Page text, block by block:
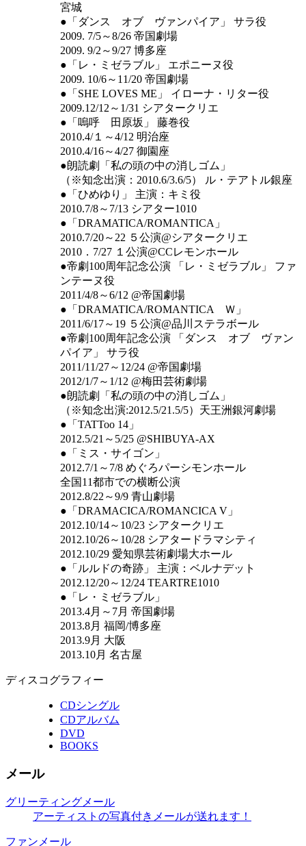
宮城
●「ダンス オブ ヴァンパイア」 サラ役
2009. 7/5～8/26 帝国劇場
2009. 9/2～9/27 博多座
●「レ・ミゼラブル」 エポニーヌ役
2009. 10/6～11/20 帝国劇場
●「SHE LOVES ME」 イローナ・リター役
2009.12/12～1/31 シアタークリエ
●「嗚呼 田原坂」 藤巻役
2010.4/１～4/12 明治座
2010.4/16～4/27 御園座
●朗読劇「私の頭の中の消しゴム」
（※知念出演：2010.6/3.6/5） ル・テアトル銀座
●「ひめゆり」 主演：キミ役
2010.7/8～7/13 シアター1010
●「DRAMATICA/ROMANTICA」
2010.7/20～22 ５公演@シアタークリエ
2010．7/27 １公演@CCレモンホール
●帝劇100周年記念公演 「レ・ミゼラブル」 ファ
ンテーヌ役
2011/4/8～6/12 @帝国劇場
●「DRAMATICA/ROMANTICA Ｗ」
2011/6/17～19 ５公演@品川ステラボール
●帝劇100周年記念公演 「ダンス オブ ヴァン
パイア」 サラ役
2011/11/27～12/24 @帝国劇場
2012/1/7～1/12 @梅田芸術劇場
●朗読劇「私の頭の中の消しゴム」
（※知念出演:2012.5/21.5/5）天王洲銀河劇場
●「TATToo 14」
2012.5/21～5/25 @SHIBUYA-AX
●「ミス・サイゴン」
2012.7/1～7/8 めぐろパーシモンホール
全国11都市での横断公演
2012.8/22～9/9 青山劇場
●「DRAMACICA/ROMANCICA V」
2012.10/14～10/23 シアタークリエ
2012.10/26～10/28 シアタードラマシティ
2012.10/29 愛知県芸術劇場大ホール
●「ルルドの奇跡」 主演：ベルナデット
2012.12/20～12/24 TEARTRE1010
●「レ・ミゼラブル」
2013.4月～7月 帝国劇場
2013.8月 福岡/博多座
2013.9月 大阪
2013.10月 名古屋
ディスコグラフィー
CDシングル
CDアルバム
DVD
BOOKS
メール
グリーティングメール
アーティストの写真付きメールが送れます！
ファンメール